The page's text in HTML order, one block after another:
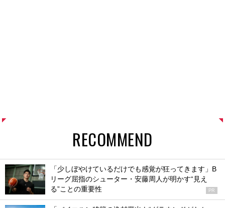
RECOMMEND
「少しぼやけているだけでも感覚が狂ってきます」B
リーグ屈指のシューター・安藤周人が明かす“見え
る”ことの重要性
PR